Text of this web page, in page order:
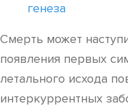
генеза
Смерть может
появления первых
летального исхода
интеркуррентных